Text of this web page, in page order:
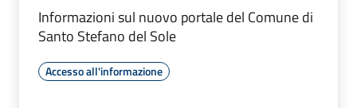
Informazioni sul nuovo portale del Comune di
Santo Stefano del Sole
Accesso all'informazione